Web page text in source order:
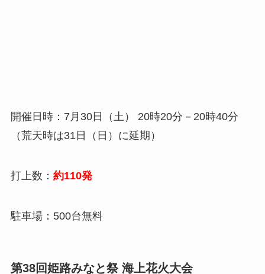
開催日時：7月30日（土） 20時20分－20時40分
（荒天時は31日（日）に延期）
打上数： 約110発
駐車場：500台無料
第38回姫路みなと祭 海上花火大会